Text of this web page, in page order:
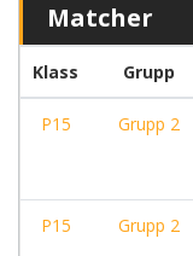
Matcher
Klass Grupp
P15 Grupp 2
P15 Grupp 2